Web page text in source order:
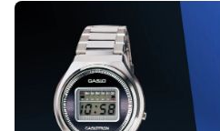
Templates